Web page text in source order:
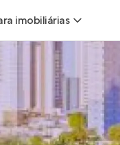
imobiliárias
Leads para
Hub de imobiliárias
Anunciar imóveis